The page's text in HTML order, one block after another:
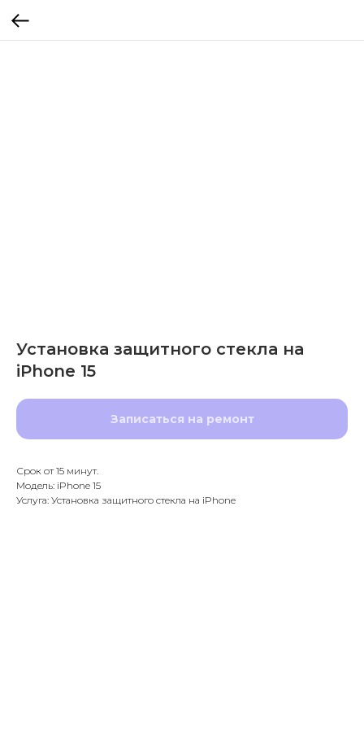
Установка защитного стекла на
iPhone 15
Записаться на ремонт
Срок от 15 минут.
Модель: iPhone 15
Услуга: Установка защитного стекла на iPhone